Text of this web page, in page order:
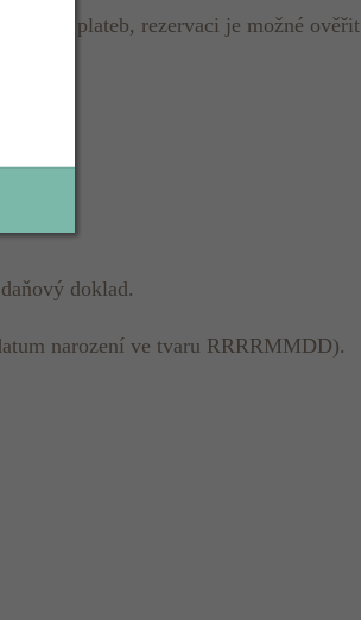
plateb, rezervaci je možné ověřit
doklad.
narození ve tvaru RRRRMMDD).